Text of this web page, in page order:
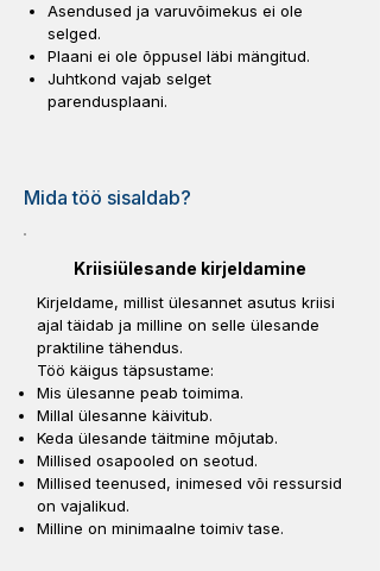
Asendused ja varuvõimekus ei ole
selged.
Plaani ei ole õppusel läbi mängitud.
Juhtkond vajab selget
parendusplaani.
Mida töö sisaldab?
Kriisiülesande kirjeldamine
Kirjeldame, millist ülesannet asutus kriisi
ajal täidab ja milline on selle ülesande
praktiline tähendus.
Töö käigus täpsustame:
Mis ülesanne peab toimima.
Millal ülesanne käivitub.
Keda ülesande täitmine mõjutab.
Millised osapooled on seotud.
Millised teenused, inimesed või ressursid
on vajalikud.
Milline on minimaalne toimiv tase.